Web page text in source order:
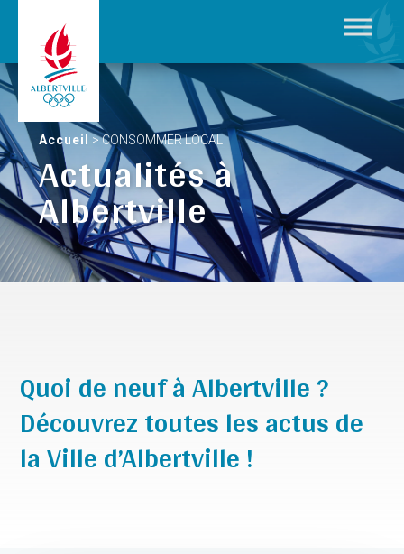
Accueil >CONSOMMER LOCAL
Actualités à
Albertville
Quoi de neuf à Albertville ?
Découvrez toutes les actus de
la Ville d’Albertville !